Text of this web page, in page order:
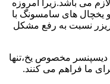
می باشد.زیرا امروزه
یخچال های سامسونگ با
نسبت به رفع مشکل
دیسپنسر مخصوص یخ،تنها
ما فراهم می کنند.